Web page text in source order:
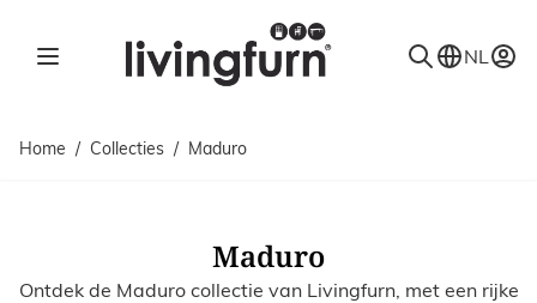
NL
Home / Collecties / Maduro
Maduro
Ontdek de Maduro collectie van Livingfurn, met een rijke